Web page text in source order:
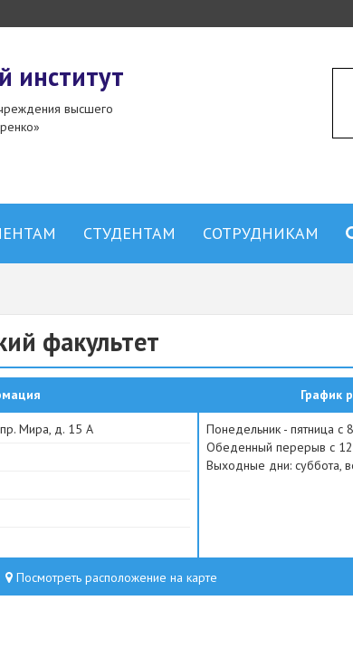
институт
высшего
СТУДЕНТАМ СОТРУДНИКАМ
факультет
График
Мира, д. 15 А
Понедельник - пятница с
Обеденный перерыв с
Выходные дни: суббота,
Посмотреть расположение на карте